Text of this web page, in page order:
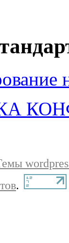
.